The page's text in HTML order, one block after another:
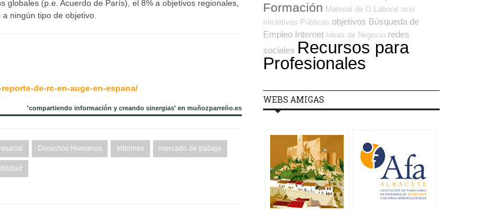
globales (p.e. Acuerdo de París), el 8% a objetivos regionales,
ningún tipo de objetivo.
de-rc-en-auge-en-espana/
'compartiendo información y creando sinergias' en muñozparreño.es
Derechos Humanos Informes mercado de trabajo
Formación Material de O.Laboral ocio
Iniciativas Públicas objetivos Búsqueda de
Empleo Internet Ideas de Negocio redes
sociales Recursos para
Profesionales
WEBS AMIGAS